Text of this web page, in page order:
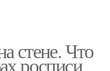
стене. Что
росписи